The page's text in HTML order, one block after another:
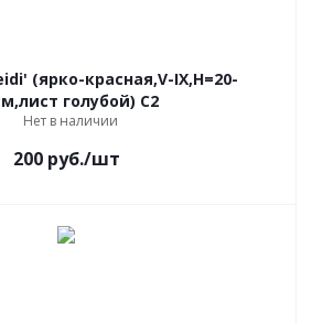
(ярко-красная,V-IХ,Н=20-
голубой) C2
Нет в наличии
200руб./шт